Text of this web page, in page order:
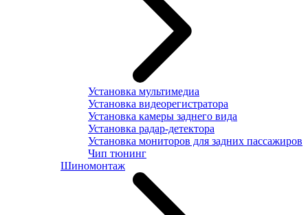
Установка мультимедиа
Установка видеорегистратора
Установка камеры заднего вида
Установка радар-детектора
Установка мониторов для задних пассажиров
Чип тюнинг
Шиномонтаж